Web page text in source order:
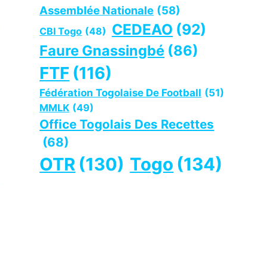
Assemblée Nationale (58)
CBI Togo (48) CEDEAO (92)
Faure Gnassingbé (86)
FTF (116)
Fédération Togolaise De Football (51)
MMLK (49)
Office Togolais Des Recettes
(68)
OTR (130) Togo (134)